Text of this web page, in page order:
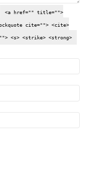
<a href="" title="">
cite=""> <cite>
<s> <strike> <strong>